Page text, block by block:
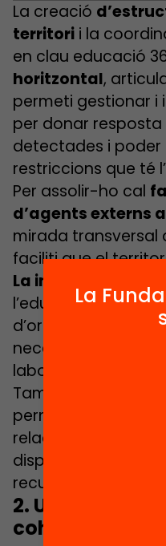
La creació
territori i la
en clau educació
horitzontal,
permeti gestionar i
per donar
detectades i poder
restriccions que té
Per assolir-ho cal
d’agents externs
mirada transversal
faciliti que el
La implicació de
l’educació és vital
d’orientació pèr tal
necessitats i
laboral, facilitant la
També és vital fer
permeti
relació amb els
dispositius-serveis
recursos.
2. Un model
cohesionat
La